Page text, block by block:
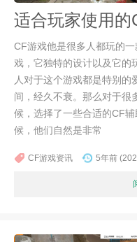
适合玩家使用
CF游戏他是很多人都玩的
戏，它独特的设计以及它的
人对于这个游戏都是特别
间，经久不衰。那么对于很
候，选择了一些合适的CF
候，他们自然是非常
CF游戏资讯 5年前